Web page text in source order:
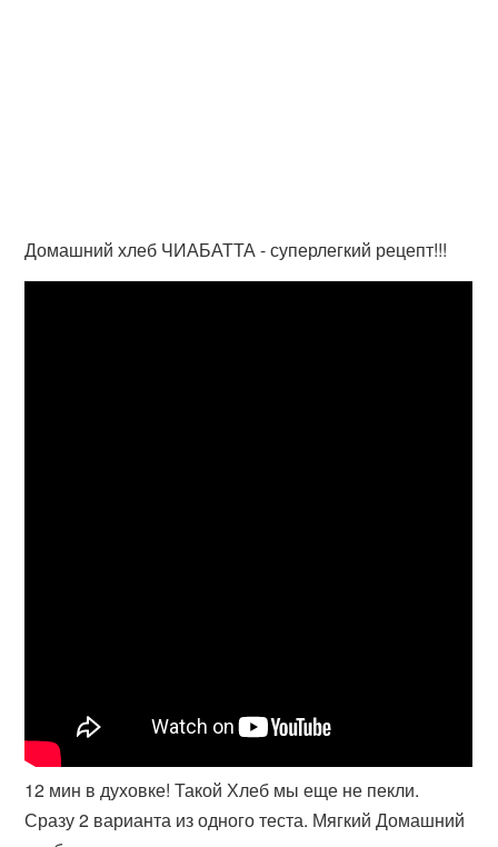
Домашний хлеб ЧИАБАТТА - суперлегкий рецепт!!!
12 мин в духовке! Такой Хлеб мы еще не пекли.
Сразу 2 варианта из одного теста. Мягкий Домашний